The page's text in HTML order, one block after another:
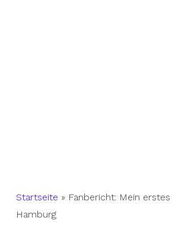
Startseite » Fanbericht: Mein
Hamburg